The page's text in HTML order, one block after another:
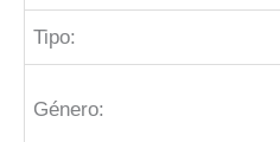
Tipo:
Género: